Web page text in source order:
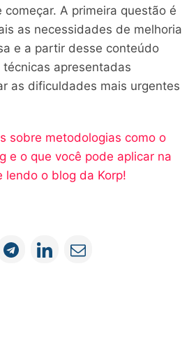
começar. A primeira questão é
as necessidades de melhoria
e a partir desse conteúdo
apresentadas
as dificuldades mais urgentes
sobre metodologias como o
e o que você pode aplicar na
lendo o blog da Korp!